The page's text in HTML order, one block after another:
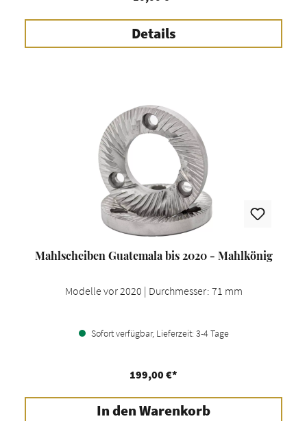
Details
Mahlscheiben Guatemala bis 2020 - Mahlkönig
Modelle vor 2020 | Durchmesser: 71 mm
Sofort verfügbar, Lieferzeit: 3-4 Tage
199,00 €*
In den Warenkorb